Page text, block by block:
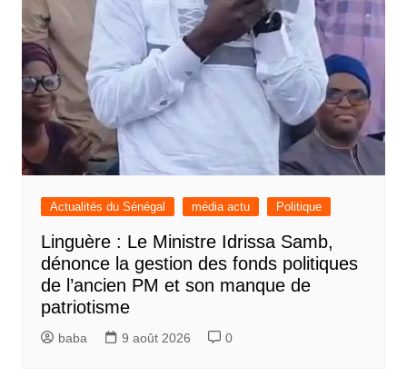
Actualités du Sénégal média actu Politique
Linguère : Le Ministre Idrissa Samb,
dénonce la gestion des fonds politiques
de l’ancien PM et son manque de
patriotisme
baba 9 août 2026 0